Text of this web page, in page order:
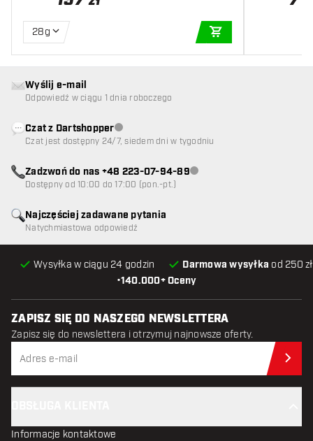
28g
•140.000+ Oceny
Wysyłka w ciągu 24 godzin Darmowa wysyłka od 250
Najczęściej zadawane pytania
Natychmiastowa odpowiedź
Wyślij e-mail
Odpowiedź w ciągu 1 dnia roboczego
Czat z DartshopperObsługa klienta niedostępna
Czat jest dostępny 24/7, siedem dni w tygodniu
Zadzwoń do nas +48 223-07-94-89Obsługa klienta niedostępna
Dostępny od 10:00 do 17:00 (pon.-pt.)
ZAPISZ SIĘ DO NASZEGO NEWSLETTERA
Zapisz się do newslettera i otrzymuj najnowsze oferty.
Informacje kontaktowe